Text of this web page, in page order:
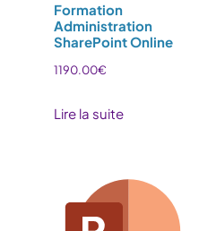
Formation
Administration
SharePoint Online
1190.00€
Lire la suite